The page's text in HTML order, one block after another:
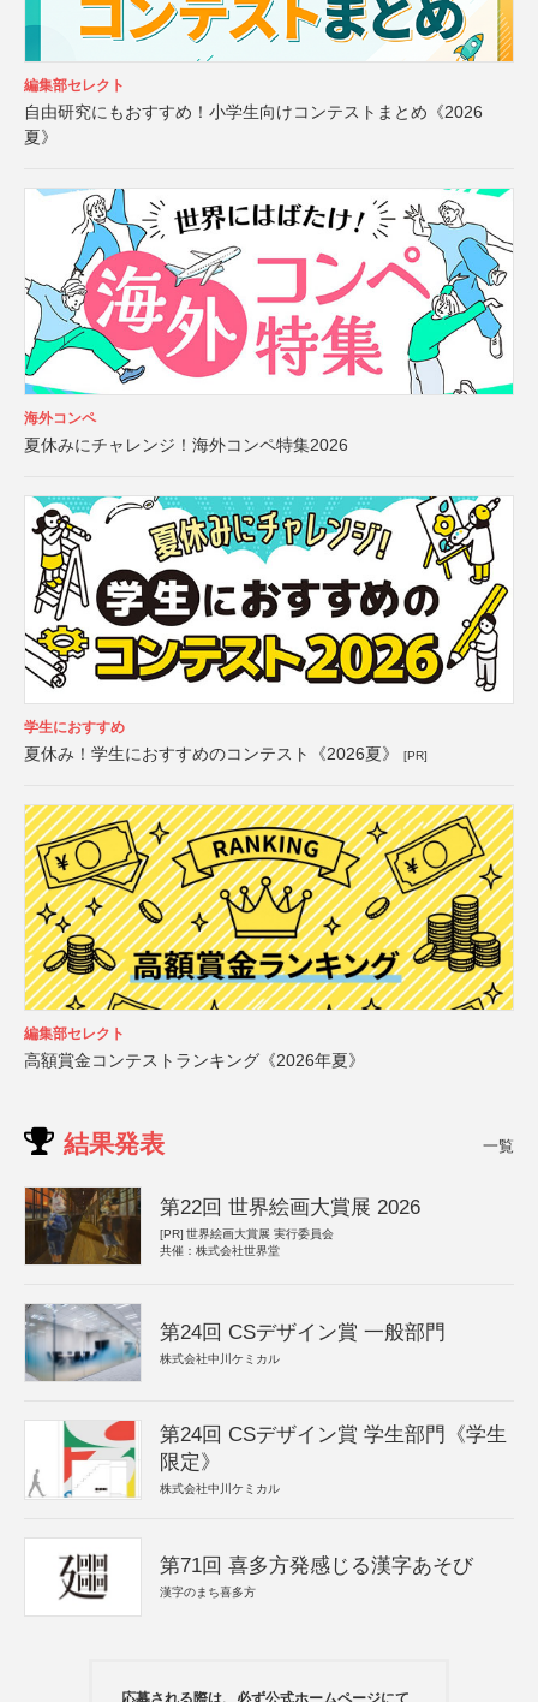
編集部セレクト
自由研究にもおすすめ！小学生向けコンテストまとめ《2026
夏》
海外コンペ
夏休みにチャレンジ！海外コンペ特集2026
学生におすすめ
夏休み！学生におすすめのコンテスト《2026夏》 [PR]
編集部セレクト
高額賞金コンテストランキング《2026年夏》
結果発表 一覧
第22回 世界絵画大賞展 2026
[PR] 世界絵画大賞展 実行委員会
共催：株式会社世界堂
第24回 CSデザイン賞 一般部門
株式会社中川ケミカル
第24回 CSデザイン賞 学生部門《学生
限定》
株式会社中川ケミカル
第71回 喜多方発感じる漢字あそび
漢字のまち喜多方
応募される際は、必ず公式ホームページにて